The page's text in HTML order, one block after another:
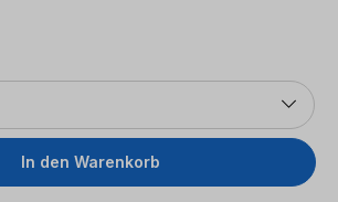
In den Warenkorb